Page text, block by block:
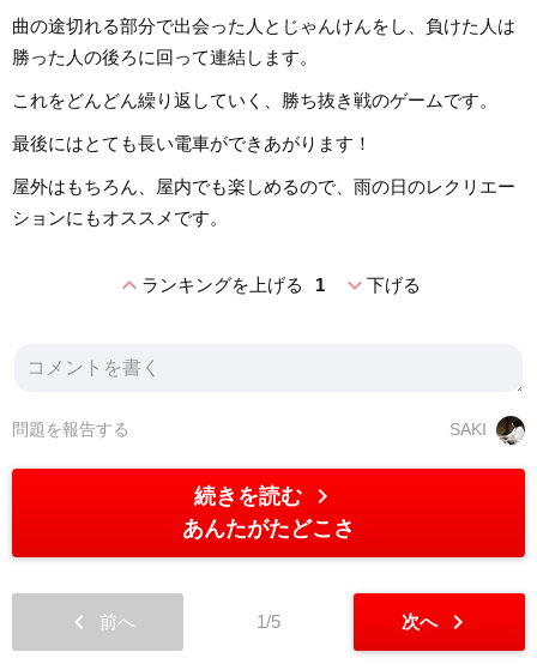
曲の途切れる部分で出会った人とじゃんけんをし、負けた人は
勝った人の後ろに回って連結します。
これをどんどん繰り返していく、勝ち抜き戦のゲームです。
最後にはとても長い電車ができあがります！
屋外はもちろん、屋内でも楽しめるので、雨の日のレクリエー
ションにもオススメです。
expand_lessランキングを上げる 1 expand_more下げる
SAKI
問題を報告する
続きを読む chevron_right
あんたがたどこさ
chevron_left 前へ 1/5 次へ chevron_right